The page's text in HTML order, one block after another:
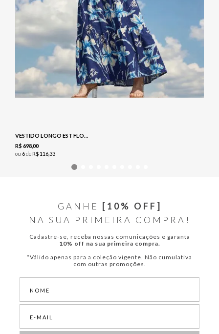
VESTIDO LONGO EST FLORAL - NAVY
R$ 69800
ou 6deR$ 11633
GANHE
[10% OFF]
NA SUA PRIMEIRA COMPRA!
Cadastre-se, receba nossas comunicações e garanta
10% off na sua primeira compra.
*Válido apenas para a coleção vigente. Não cumulativa
com outras promoções.